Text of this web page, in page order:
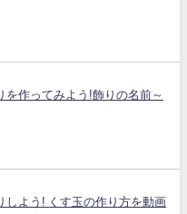
を作ってみよう!飾りの名前～
しよう! くす玉の作り方を動画